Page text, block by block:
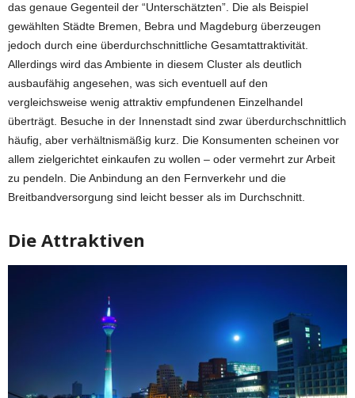
das genaue Gegenteil der “Unterschätzten”. Die als Beispiel
gewählten Städte Bremen, Bebra und Magdeburg überzeugen
jedoch durch eine überdurchschnittliche Gesamtattraktivität.
Allerdings wird das Ambiente in diesem Cluster als deutlich
ausbaufähig angesehen, was sich eventuell auf den
vergleichsweise wenig attraktiv empfundenen Einzelhandel
überträgt. Besuche in der Innenstadt sind zwar überdurchschnittlich
häufig, aber verhältnismäßig kurz. Die Konsumenten scheinen vor
allem zielgerichtet einkaufen zu wollen – oder vermehrt zur Arbeit
zu pendeln. Die Anbindung an den Fernverkehr und die
Breitbandversorgung sind leicht besser als im Durchschnitt.
Die Attraktiven